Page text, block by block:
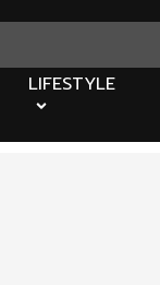
LIFESTYLE